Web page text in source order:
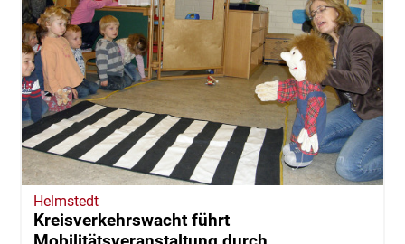
Helmstedt
Kreisverkehrswacht führt